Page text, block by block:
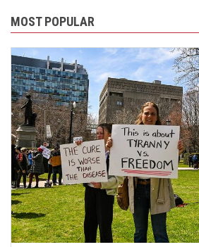
MOST POPULAR